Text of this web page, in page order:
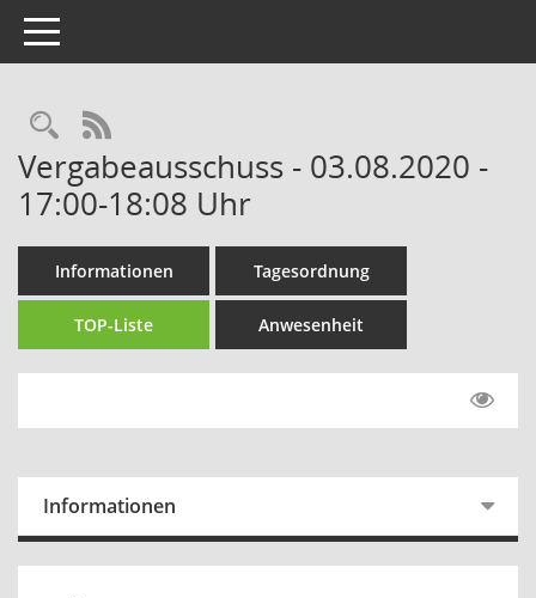
Toggle navigation
Rechercheauswahl
RSS-Feed
Vergabeausschuss - 03.08.2020 -
17:00-18:08 Uhr
Informationen Tagesordnung
TOP-Liste Anwesenheit
Informationen